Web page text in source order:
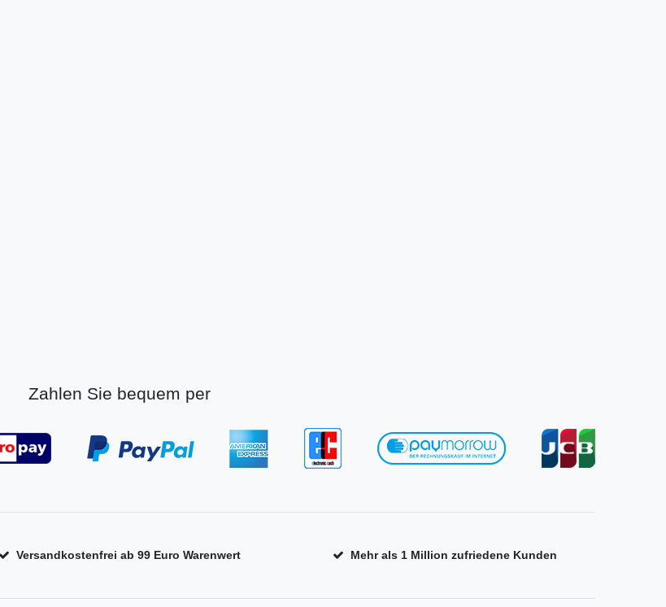
Zahlen Sie bequem per
Versandkostenfrei ab 99 Euro Warenwert Mehr als 1 Million zufriedene Kunden